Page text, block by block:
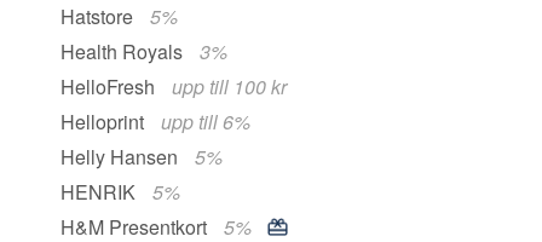
Hatstore
5%
Health Royals
3%
HelloFresh
upp till 100 kr
Helloprint
upp till 6%
Helly Hansen
5%
HENRIK
5%
H&M Presentkort
5%